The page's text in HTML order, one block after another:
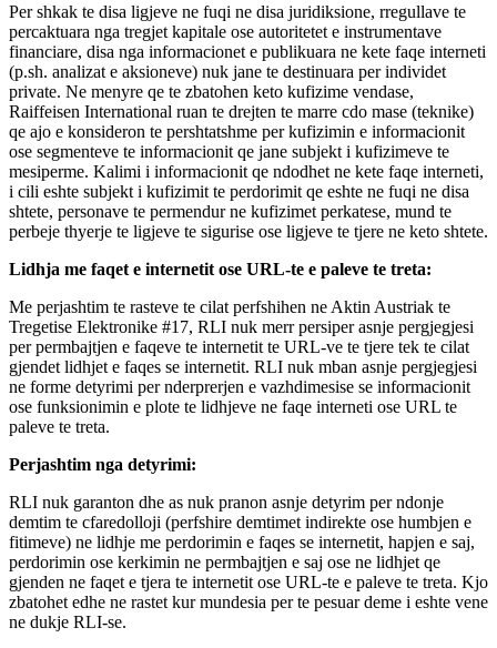
Per shkak te disa ligjeve ne fuqi ne disa juridiksione, rregullave te
percaktuara nga tregjet kapitale ose autoritetet e instrumentave
financiare, disa nga informacionet e publikuara ne kete faqe interneti
(p.sh. analizat e aksioneve) nuk jane te destinuara per individet
private. Ne menyre qe te zbatohen keto kufizime vendase,
Raiffeisen International ruan te drejten te marre cdo mase (teknike)
qe ajo e konsideron te pershtatshme per kufizimin e informacionit
ose segmenteve te informacionit qe jane subjekt i kufizimeve te
mesiperme. Kalimi i informacionit qe ndodhet ne kete faqe interneti,
i cili eshte subjekt i kufizimit te perdorimit qe eshte ne fuqi ne disa
shtete, personave te permendur ne kufizimet perkatese, mund te
perbeje thyerje te ligjeve te sigurise ose ligjeve te tjere ne keto shtete.
Lidhja me faqet e internetit ose URL-te e paleve te treta:
Me perjashtim te rasteve te cilat perfshihen ne Aktin Austriak te
Tregetise Elektronike #17, RLI nuk merr persiper asnje pergjegjesi
per permbajtjen e faqeve te internetit te URL-ve te tjere tek te cilat
gjendet lidhjet e faqes se internetit. RLI nuk mban asnje pergjegjesi
ne forme detyrimi per nderprerjen e vazhdimesise se informacionit
ose funksionimin e plote te lidhjeve ne faqe interneti ose URL te
paleve te treta.
Perjashtim nga detyrimi:
RLI nuk garanton dhe as nuk pranon asnje detyrim per ndonje
demtim te cfaredolloji (perfshire demtimet indirekte ose humbjen e
fitimeve) ne lidhje me perdorimin e faqes se internetit, hapjen e saj,
perdorimin ose kerkimin ne permbajtjen e saj ose ne lidhjet qe
gjenden ne faqet e tjera te internetit ose URL-te e paleve te treta. Kjo
zbatohet edhe ne rastet kur mundesia per te pesuar deme i eshte vene
ne dukje RLI-se.